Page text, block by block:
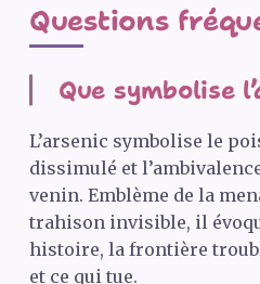
Questions
Que symbolise
L’arsenic symbolise le
dissimulé et
venin. Emblème de la
trahison invisible, il
histoire, la frontière
et ce qui tue.